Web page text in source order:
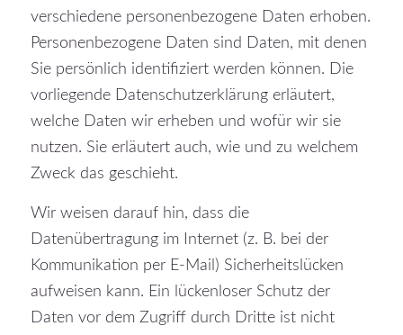
verschiedene personenbezogene Daten erhoben.
Personenbezogene Daten sind Daten, mit denen
Sie persönlich identifiziert werden können. Die
vorliegende Datenschutzerklärung erläutert,
welche Daten wir erheben und wofür wir sie
nutzen. Sie erläutert auch, wie und zu welchem
Zweck das geschieht.
Wir weisen darauf hin, dass die
Datenübertragung im Internet (z. B. bei der
Kommunikation per E-Mail) Sicherheitslücken
aufweisen kann. Ein lückenloser Schutz der
Daten vor dem Zugriff durch Dritte ist nicht